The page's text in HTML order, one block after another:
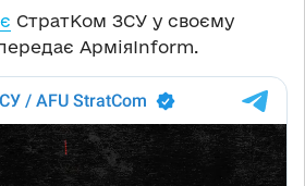
СтратКом ЗСУ у своєму
АрміяInform.